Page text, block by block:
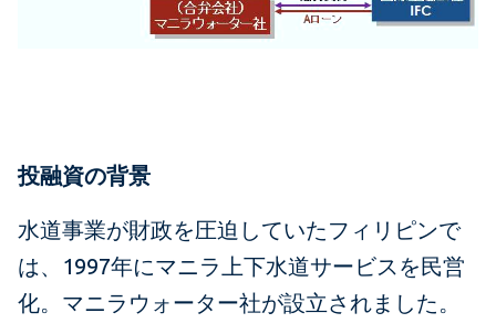
投融資の背景
水道事業が財政を圧迫していたフィリピンで
は、1997年にマニラ上下水道サービスを民営
化。マニラウォーター社が設立されました。